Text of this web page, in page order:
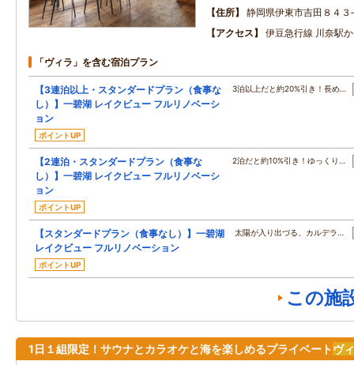
住所
静岡県伊東市吉田８４３
アクセス
伊豆急行線 川奈駅
「ヴィラ」を含む宿泊プラン
【3連泊以上・スタンダードプラン（食事な
し）】一碧湖 レイクビュー フルリノベーシ
ョン
ポイントUP
3泊以上だと約20%引き！長め…
【2連泊・スタンダードプラン（食事な
し）】一碧湖 レイクビュー フルリノベーシ
ョン
ポイントUP
2泊だと約10%引き！ゆっくり…
【スタンダードプラン（食事なし）】一碧湖
レイクビュー フルリノベーション
ポイントUP
太陽が入り出づる、カルデラ…
この施
1日１組限定！サウナとカラオケと海を楽しめるプライベートヴ